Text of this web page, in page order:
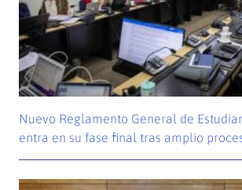
Nuevo Reglamento General de
entra en su fase final tras amplio